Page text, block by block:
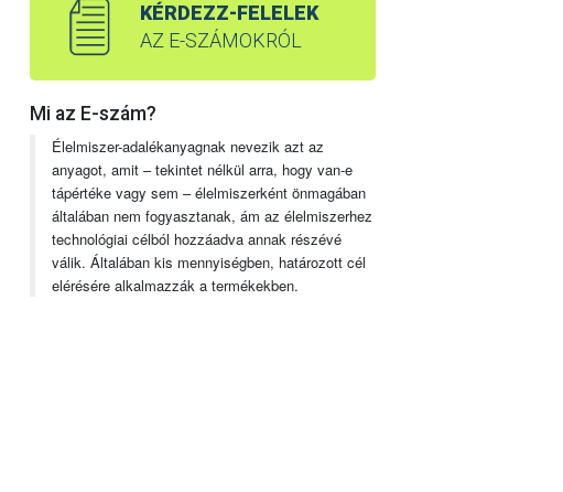
KÉRDEZZ-FELELEK
AZ E-SZÁMOKRÓL
Mi az E-szám?
Élelmiszer-adalékanyagnak nevezik azt az
anyagot, amit – tekintet nélkül arra, hogy van-e
tápértéke vagy sem – élelmiszerként önmagában
általában nem fogyasztanak, ám az élelmiszerhez
technológiai célból hozzáadva annak részévé
válik. Általában kis mennyiségben, határozott cél
elérésére alkalmazzák a termékekben.